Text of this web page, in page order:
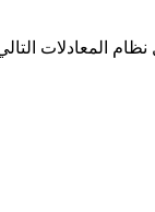
المعادلات